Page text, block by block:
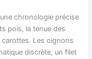
chronologie précise
pois, la tenue des
Les oignons
discrète, un filet